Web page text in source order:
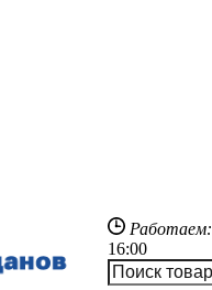
Работаем:
16:00